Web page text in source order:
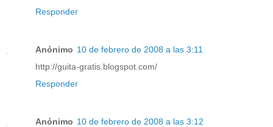
Responder
Anónimo 10 de febrero de 2008 a las 3:11
http://guita-gratis.blogspot.com/
Responder
Anónimo 10 de febrero de 2008 a las 3:12